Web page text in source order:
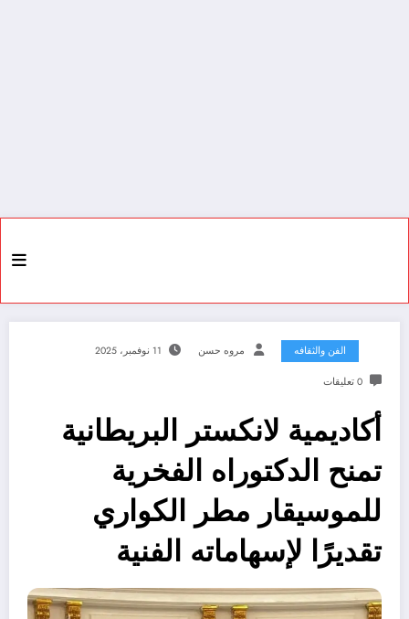
الفن والثقافه مروه حسن 11 نوفمبر، 2025
0 تعليقات
أكاديمية لانكستر البريطانية
تمنح الدكتوراه الفخرية
للموسيقار مطر الكواري
تقديرًا لإسهاماته الفنية